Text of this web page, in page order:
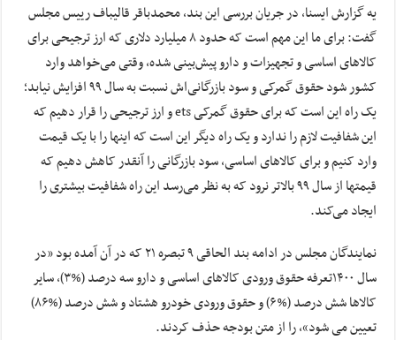
یه گزارش ایسنا، در جریان بررسی این بند، محمدباقر قالیباف رییس مجلس
گفت: برای ما این مهم است که حدود ۸ میلیارد دلاری که ارز ترجیحی برای
کالاهای اساسی و تجهیزات و دارو پیش‌بینی شده، وقتی می‌خواهد وارد
کشور شود حقوق گمرکی و سود بازرگانی‌اش نسبت به سال ۹۹ افزایش نیابد؛
یک راه این است که برای حقوق گمرکی ets و ارز ترجیحی را قرار دهیم که
این شفافیت لازم را ندارد و یک راه دیگر این است که اینها را با یک قیمت
وارد کنیم و برای کالاهای اساسی، سود بازرگانی را آنقدر کاهش دهیم که
قیمتها از سال ۹۹ بالاتر نرود که به نظر می‌رسد این راه شفافیت بیشتری را
ایجاد می‌کند.
نمایندگان مجلس در ادامه بند الحاقی ٩ تبصره ٢١ که در آن آمده بود «در
سال ۱۴۰۰تعرفه حقوق ورودی کالاهای اساسی و دارو سه درصد (%۳)، سایر
کالاها شش درصد (%۶) و حقوق ورودی خودرو هشتاد و شش درصد (%۸۶)
تعیین می شود»، را از متن بودجه حذف کردند.